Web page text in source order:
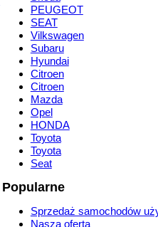
PEUGEOT
SEAT
Vilkswagen
Subaru
Hyundai
Citroen
Citroen
Mazda
Opel
HONDA
Toyota
Toyota
Seat
Popularne
Sprzedaż samochodów
Nasza oferta